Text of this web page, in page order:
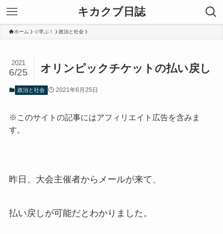
キカクブ日誌
ホーム ☆学ぶ！ 政治と社会
オリンピックチケットの払い戻し
2021
6/25
政治と社会 2021年6月25日
※このサイトの記事にはアフィリエイト広告を含みま
す。
昨日、大会主催者からメールが来て、
払い戻しが可能だとわかりました。